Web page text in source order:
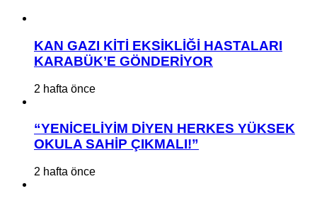
KAN GAZI KİTİ EKSİKLİĞİ HASTALARI
KARABÜK’E GÖNDERİYOR
2 hafta önce
“YENİCELİYİM DİYEN HERKES YÜKSEK
OKULA SAHİP ÇIKMALI!”
2 hafta önce